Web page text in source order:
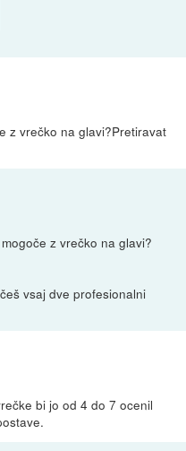
z vrečko na glavi?Pretiravat
z vrečko na glavi?
vsaj dve profesionalni
bi jo od 4 do 7 ocenil